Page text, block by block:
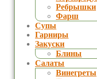
Ребрышки
Фарш
Супы
Гарниры
Закуски
Блины
Салаты
Винегреты